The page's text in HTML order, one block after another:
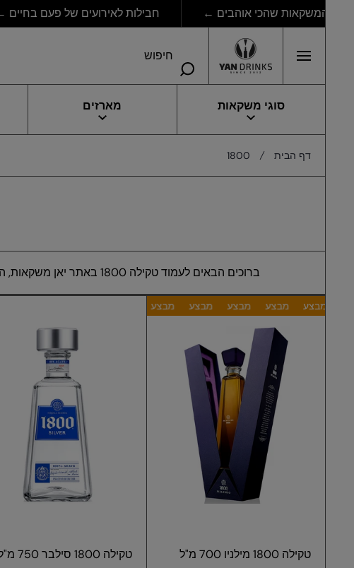
דילוג לתוכן חבילות לאירועים של פעם בחיים ←
חיפוש
סוגי משקאות מארזים
דף הבית 1800
ברוכים הבאים לעמוד טקילה 1800 באתר יאן משקאות, המציע מגוון טקילות מקסיקניות איכותיות. טעמים חלקים ואידיאליים ליצירת קוקטיילים מעולים. הזמינו כאן בקליק.
מבצע מבצע מבצע מבצע מבצע מבצע
טקילה 1800 מילניו 700 מ"ל טקילה 1800 סילבר 750 מ"ל